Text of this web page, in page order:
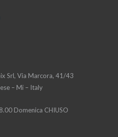
Srl, Via Marcora, 41/43
– Mi – Italy
Domenica CHIUSO